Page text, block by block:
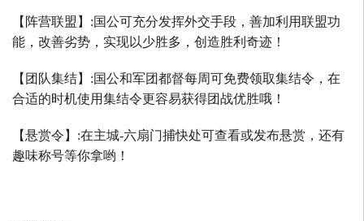
【阵营联盟】 :国公可充分发挥外交手段，善加利用联盟功
能，改善劣势，实现以少胜多，创造胜利奇迹！
【团队集结】 :国公和军团都督每周可免费领取集结令，在
合适的时机使用集结令更容易获得团战优胜哦！
【悬赏令】 :在主城-六扇门捕快处可查看或发布悬赏，还有
趣味称号等你拿哟！